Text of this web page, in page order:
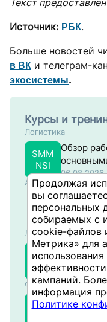
Текст предоставлен
Источник: РБК.
Больше новостей
в ВК и телеграм-
экосистемы.
Курсы и
Логистика
SMM
NSI
Обзор
закупок
06.08.2026
Администрирование
Настройка
систем
NW ABAP
10.08.2026
Логистика
SMM
304
потоками
10.08.2026
Финансы и учёт
SCO
Продолжая
вы
персональных
собираемых с
cookie-файлов
Метрика» для
кампаний.
информация
Политике